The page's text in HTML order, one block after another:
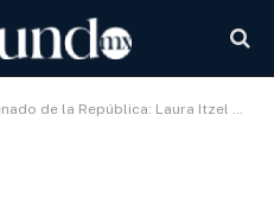
de la República: Laura Itzel Castillo